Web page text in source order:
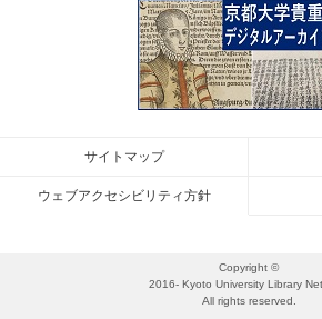
サイトマップ
ウェブアクセシビリティ方針
Copyright ©
2016- Kyoto University Library
All rights reserved.